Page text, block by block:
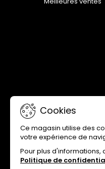
Cookies
Ce magasin utilise des
votre expérience de
Pour plus d'informations,
Politique de
LETTRE